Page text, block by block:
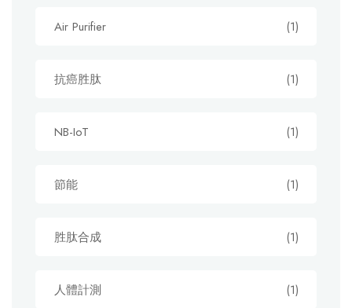
Air Purifier (1)
抗癌胜肽 (1)
NB-IoT (1)
節能 (1)
胜肽合成 (1)
人體計測 (1)